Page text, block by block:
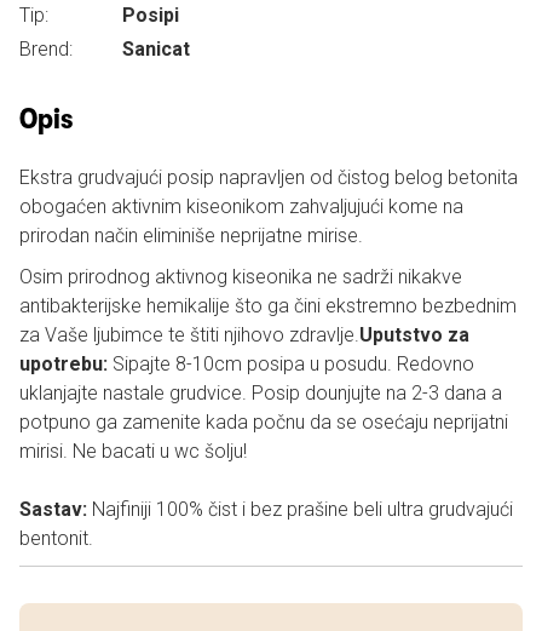
Tip:
Posipi
Brend:
Sanicat
Opis
Ekstra grudvajući posip napravljen od čistog belog betonita
obogaćen aktivnim kiseonikom zahvaljujući kome na
prirodan način eliminiše neprijatne mirise.
Osim prirodnog aktivnog kiseonika ne sadrži nikakve
antibakterijske hemikalije što ga čini ekstremno bezbednim
za Vaše ljubimce te štiti njihovo zdravlje.Uputstvo za
upotrebu: Sipajte 8-10cm posipa u posudu. Redovno
uklanjajte nastale grudvice. Posip dounjujte na 2-3 dana a
potpuno ga zamenite kada počnu da se osećaju neprijatni
mirisi. Ne bacati u wc šolju!
Sastav: Najfiniji 100% čist i bez prašine beli ultra grudvajući
bentonit.